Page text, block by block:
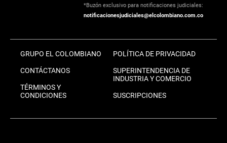
*Buzón exclusivo para notificaciones judiciales:
notificacionesjudiciales@elcolombiano.com.co
GRUPO EL COLOMBIANO
CONTÁCTANOS
TÉRMINOS Y
CONDICIONES
POLÍTICA DE PRIVACIDAD
SUPERINTENDENCIA DE
INDUSTRIA Y COMERCIO
SUSCRIPCIONES